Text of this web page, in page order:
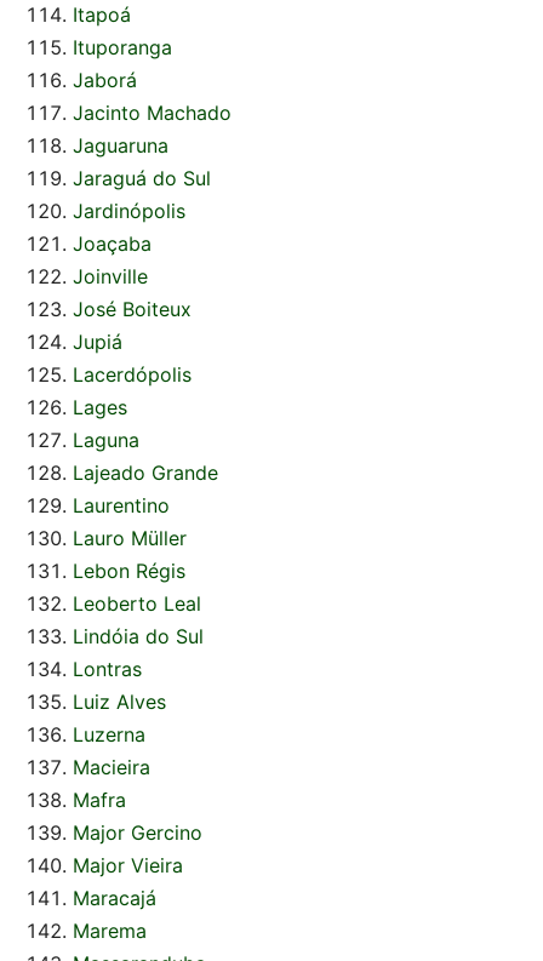
Itapoá
Ituporanga
Jaborá
Jacinto Machado
Jaguaruna
Jaraguá do Sul
Jardinópolis
Joaçaba
Joinville
José Boiteux
Jupiá
Lacerdópolis
Lages
Laguna
Lajeado Grande
Laurentino
Lauro Müller
Lebon Régis
Leoberto Leal
Lindóia do Sul
Lontras
Luiz Alves
Luzerna
Macieira
Mafra
Major Gercino
Major Vieira
Maracajá
Marema